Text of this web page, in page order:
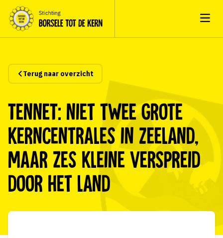
Terug naar overzicht
TenneT: niet twee grote
kerncentrales in Zeeland,
maar zes kleine verspreid
door het land